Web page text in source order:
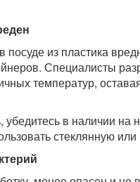
из пластика
Специалисты
температур,
в наличии на
стеклянную